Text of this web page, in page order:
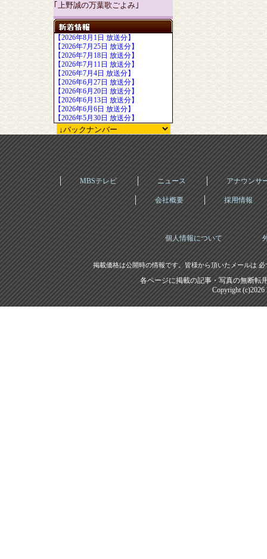
｢上野誠の万葉歌ごよみ｣
【2026年8月1日 放送分】
【2026年7月25日 放送分】
【2026年7月18日 放送分】
【2026年7月11日 放送分】
【2026年7月4日 放送分】
【2026年6月27日 放送分】
【2026年6月20日 放送分】
【2026年6月13日 放送分】
【2026年6月6日 放送分】
【2026年5月30日 放送分】
MBSテレビ ニュース アナウンサ
会社概要 採用情報
個人情報について
掲載価格は公開時の情報です。皆様から頂いたメールは
各ページに掲載の記事・写真の無断転
Copyright